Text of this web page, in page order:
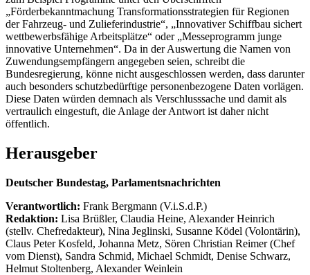
„Förderbekanntmachung Transformationsstrategien für Regionen
der Fahrzeug- und Zulieferindustrie“, „Innovativer Schiffbau sichert
wettbewerbsfähige Arbeitsplätze“ oder „Messeprogramm junge
innovative Unternehmen“. Da in der Auswertung die Namen von
Zuwendungsempfängern angegeben seien, schreibt die
Bundesregierung, könne nicht ausgeschlossen werden, dass darunter
auch besonders schutzbedürftige personenbezogene Daten vorlägen.
Diese Daten würden demnach als Verschlusssache und damit als
vertraulich eingestuft, die Anlage der Antwort ist daher nicht
öffentlich.
Herausgeber
Deutscher Bundestag, Parlamentsnachrichten
Verantwortlich: Frank Bergmann (V.i.S.d.P.)
Redaktion: Lisa Brüßler, Claudia Heine, Alexander Heinrich
(stellv. Chefredakteur), Nina Jeglinski, Susanne Ködel (Volontärin),
Claus Peter Kosfeld, Johanna Metz, Sören Christian Reimer (Chef
vom Dienst), Sandra Schmid, Michael Schmidt, Denise Schwarz,
Helmut Stoltenberg, Alexander Weinlein